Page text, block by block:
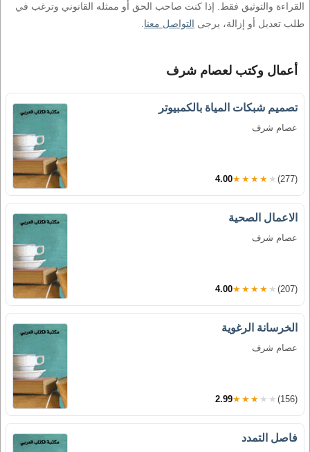
القراءة والتوثيق فقط. إذا كنت صاحب الحق أو ممثله القانوني وترغب في
طلب تعديل أو إزالة، يرجى التواصل معنا
أعمال وكتب لعصام شرف
تصميم شبكات المياة بالكمبيوتر
عصام شرف
4.00★★★★★ (277)
الاعمال الصحية
عصام شرف
4.00★★★★★ (207)
الخرسانة الرغوية
عصام شرف
2.99★★★★★ (156)
فاصل التمدد